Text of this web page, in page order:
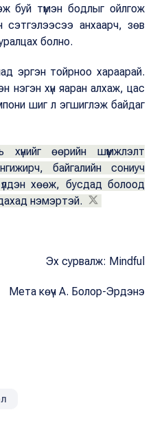
буй түмэн бодлыг ойлгож
анхаарч, зөв
болно.
эргэн тойрноо хараарай.
нэгэн хүн яаран алхаж, цас
шиг л эгшиглэж байдаг
өөрийн шүүмжлэлт
байгалийн сониуч
үлдэн хөөж, бусдад болоод
нэмэртэй.
Эх сурвалж: Mindful
Мета көүч А. Болор-Эрдэнэ